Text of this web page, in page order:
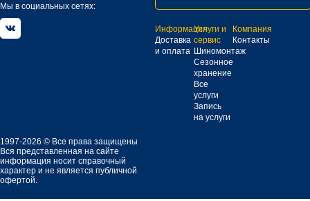
Мы в социальных сетях:
Информация
Доставка
и оплата
Услуги и
сервис
Шиномонтаж
Сезонное
хранение
Все
услуги
Запись
на услуги
Компания
Контакты
1997-2026 © Все права защищены
Вся представленная на сайте
информация носит справочный
характер и не является публичной
офертой.